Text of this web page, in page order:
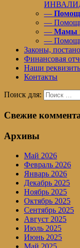
—
—
— Мамы и
—
Законы,
Финансовая
Наши
Контакты
Поиск для:
Свежие
Архивы
Май 2026
Февраль 2026
Январь 2026
Декабрь 2025
Ноябрь 2025
Октябрь 2025
Сентябрь 2025
Август 2025
Июль 2025
Июнь 2025
Май 2025